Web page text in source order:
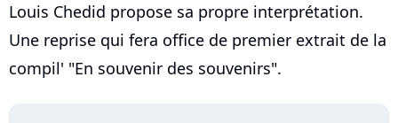
Louis Chedid propose sa propre interprétation.
Une reprise qui fera office de premier extrait de la
compil' "En souvenir des souvenirs".